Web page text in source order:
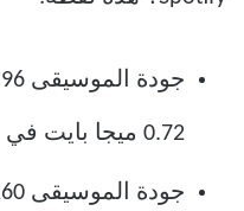
0.72 ميجا بايت في الدقيقة